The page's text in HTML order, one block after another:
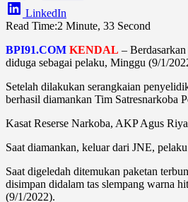
LinkedIn
Read Time:2 Minute, 33 Second
BPI91.COM KENDAL –
diduga sebagai pelaku, Minggu (9/1/
Setelah dilakukan serangkaian
berhasil diamankan Tim Satresnarkoba
Kasat Reserse Narkoba, AKP Agus
Saat diamankan, keluar dari JNE,
Saat digeledah ditemukan paketan
disimpan didalam tas slempang warna
(9/1/2022).